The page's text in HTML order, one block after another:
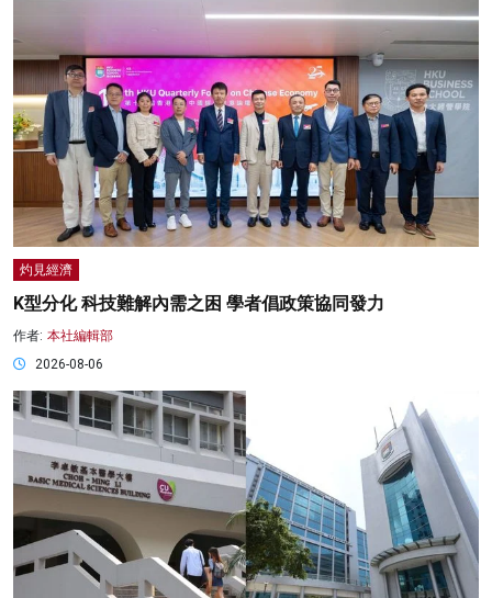
灼見經濟
K型分化 科技難解內需之困 學者倡政策協同發力
作者: 本社編輯部
2026-08-06